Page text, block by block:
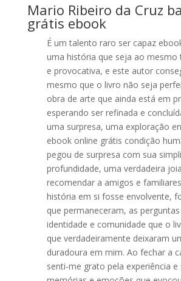
Mario Ribeiro da Cruz
grátis ebook
É um talento raro ser capaz
uma história que seja ao mesmo
e provocativa, e este autor
mesmo que o livro não seja
obra de arte que ainda está em
esperando ser refinada e
uma surpresa, uma exploração
ebook online grátis condição
pegou de surpresa com sua
profundidade, uma verdadeira
recomendar a amigos e
história em si fosse envolvente,
que permaneceram, as
identidade e comunidade que o
que verdadeiramente deixaram
duradoura em mim. Ao fechar a
senti-me grato pela experiência e